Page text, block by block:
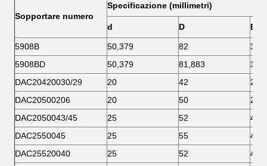
Sopportare numero
Specificazione (millimetri)
d D B
5908B 50,379 82
34
5908BD
50,379 81,883
33
DAC20420030/29
20 42
29
DAC20500206
20 50
20,6
DAC2050043/45
25 52
45
DAC2550045
25 55
45
DAC25520040
25 52
40